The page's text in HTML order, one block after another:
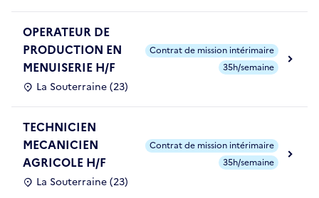
OPERATEUR DE
PRODUCTION EN
MENUISERIE H/F
La Souterraine (23)
Contrat de mission intérimaire
35h/semaine
TECHNICIEN
MECANICIEN
AGRICOLE H/F
La Souterraine (23)
Contrat de mission intérimaire
35h/semaine